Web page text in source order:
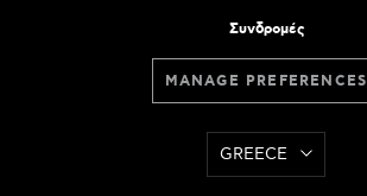
Συνδρομές
MANAGE PREFERENCES
GREECE